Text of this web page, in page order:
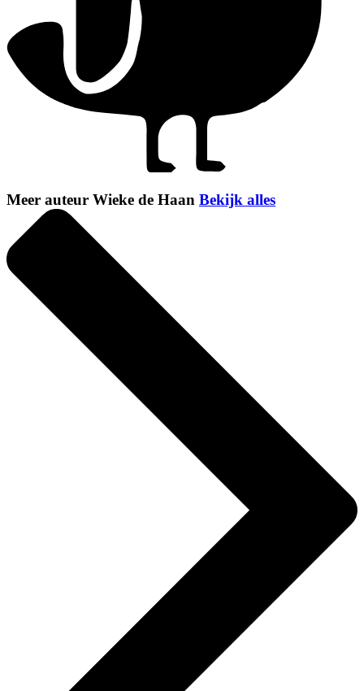
Meer auteur Wieke de Haan Bekijk alles